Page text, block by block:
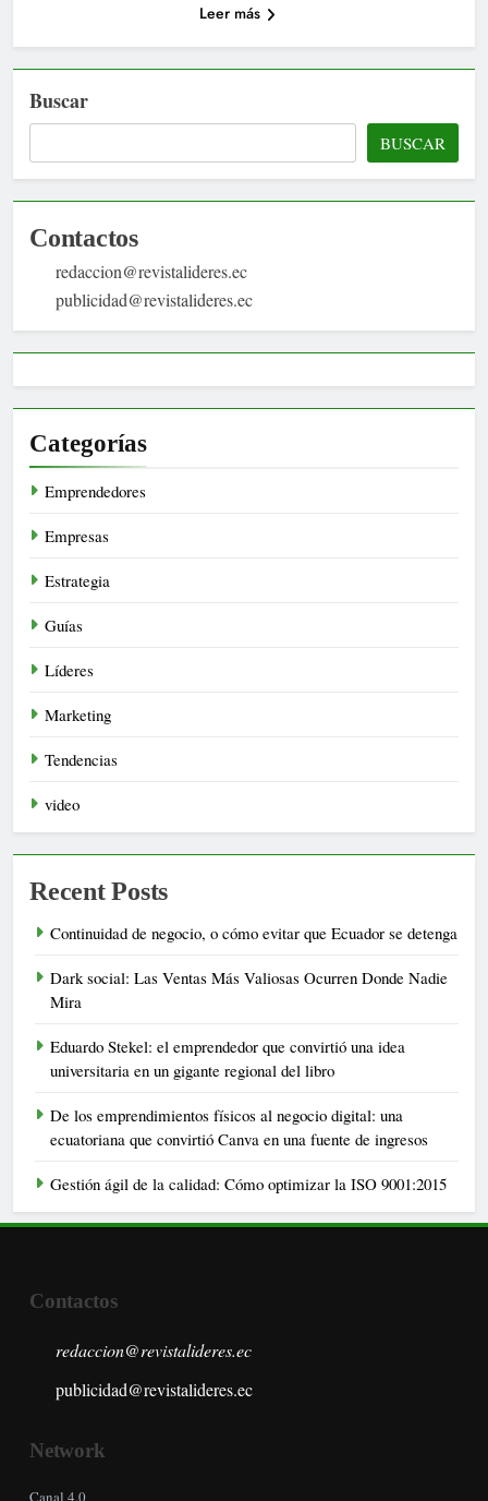
Leer más
Buscar
BUSCAR
Contactos
redaccion@revistalideres.ec
publicidad@revistalideres.ec
Categorías
Emprendedores
Empresas
Estrategia
Guías
Líderes
Marketing
Tendencias
video
Recent Posts
Continuidad de negocio, o cómo evitar que Ecuador se detenga
Dark social: Las Ventas Más Valiosas Ocurren Donde Nadie
Mira
Eduardo Stekel: el emprendedor que convirtió una idea
universitaria en un gigante regional del libro
De los emprendimientos físicos al negocio digital: una
ecuatoriana que convirtió Canva en una fuente de ingresos
Gestión ágil de la calidad: Cómo optimizar la ISO 9001:2015
Contactos
redaccion@revistalideres.ec
publicidad@revistalideres.ec
Network
Canal 4.0